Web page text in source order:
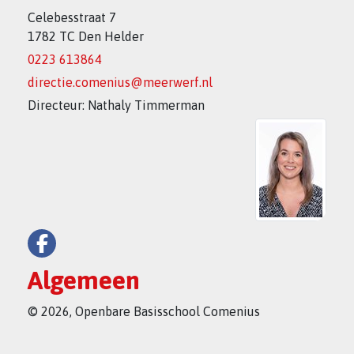
Celebesstraat 7
1782 TC Den Helder
0223 613864
directie.comenius@meerwerf.nl
Directeur: Nathaly Timmerman
Algemeen
© 2026, Openbare Basisschool Comenius